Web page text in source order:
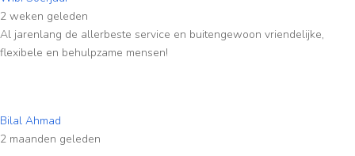
2 weken geleden
Al jarenlang de allerbeste service en buitengewoon vriendelijke,
flexibele en behulpzame mensen!
Bilal Ahmad
2 maanden geleden